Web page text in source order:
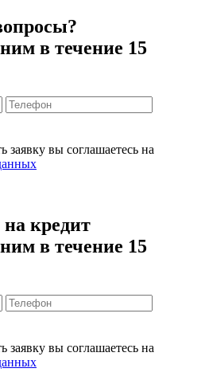
в течение 15
вы соглашаетесь на
на кредит
в течение 15
вы соглашаетесь на